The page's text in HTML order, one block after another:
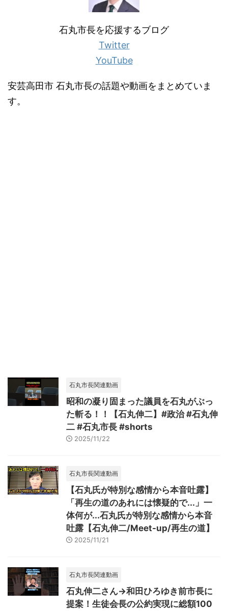
石丸市長を応援するブログ
Twitter
YouTube
安芸高田市 石丸市長の話題や動画をまとめていま
す。
石丸市長関連動画
昭和の凝り固まった議員を石丸がぶっ
た斬る！！【石丸伸二】#政治 #石丸伸
二 #石丸市長 #shorts
2025/11/22
石丸市長関連動画
【石丸氏が特別な感情から本音吐露】
「再生の道のあれには懐疑的で...」一
体何が...石丸氏が特別な感情から本音
吐露【石丸伸二/Meet-up/再生の道】
2025/11/21
石丸市長関連動画
石丸伸二さん→和田ひろゆき前市長に
提案！生徒会長の公約実現に総額100